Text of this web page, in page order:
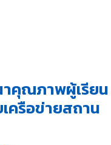
คุณภาพผู้เรียน
ครือข่ายสถาน